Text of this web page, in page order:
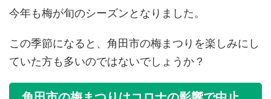
今年も梅が旬のシーズンとなりました。
この季節になると、角田市の梅まつりを楽しみにし
ていた方も多いのではないでしょうか？